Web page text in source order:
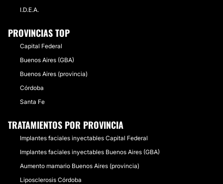
I.D.E.A.
PROVINCIAS TOP
Capital Federal
Buenos Aires (GBA)
Buenos Aires (provincia)
Córdoba
Santa Fe
TRATAMIENTOS POR PROVINCIA
Implantes faciales inyectables Capital Federal
Implantes faciales inyectables Buenos Aires (GBA)
Aumento mamario Buenos Aires (provincia)
Liposclerosis Córdoba